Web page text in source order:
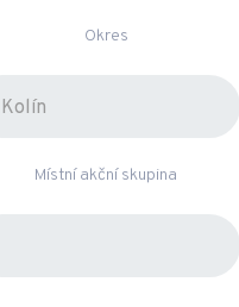
Okres
Místní akční skupina